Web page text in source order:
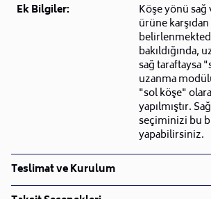
Ek Bilgiler:
Köşe yönü
ürüne
bakıldığında,
sağ taraftaysa
uzanma
"sol köşe"
yapılmıştır.
seçiminizi bu
yapabilirsiniz.
Teslimat ve Kurulum
Teslimat ve Kurulum